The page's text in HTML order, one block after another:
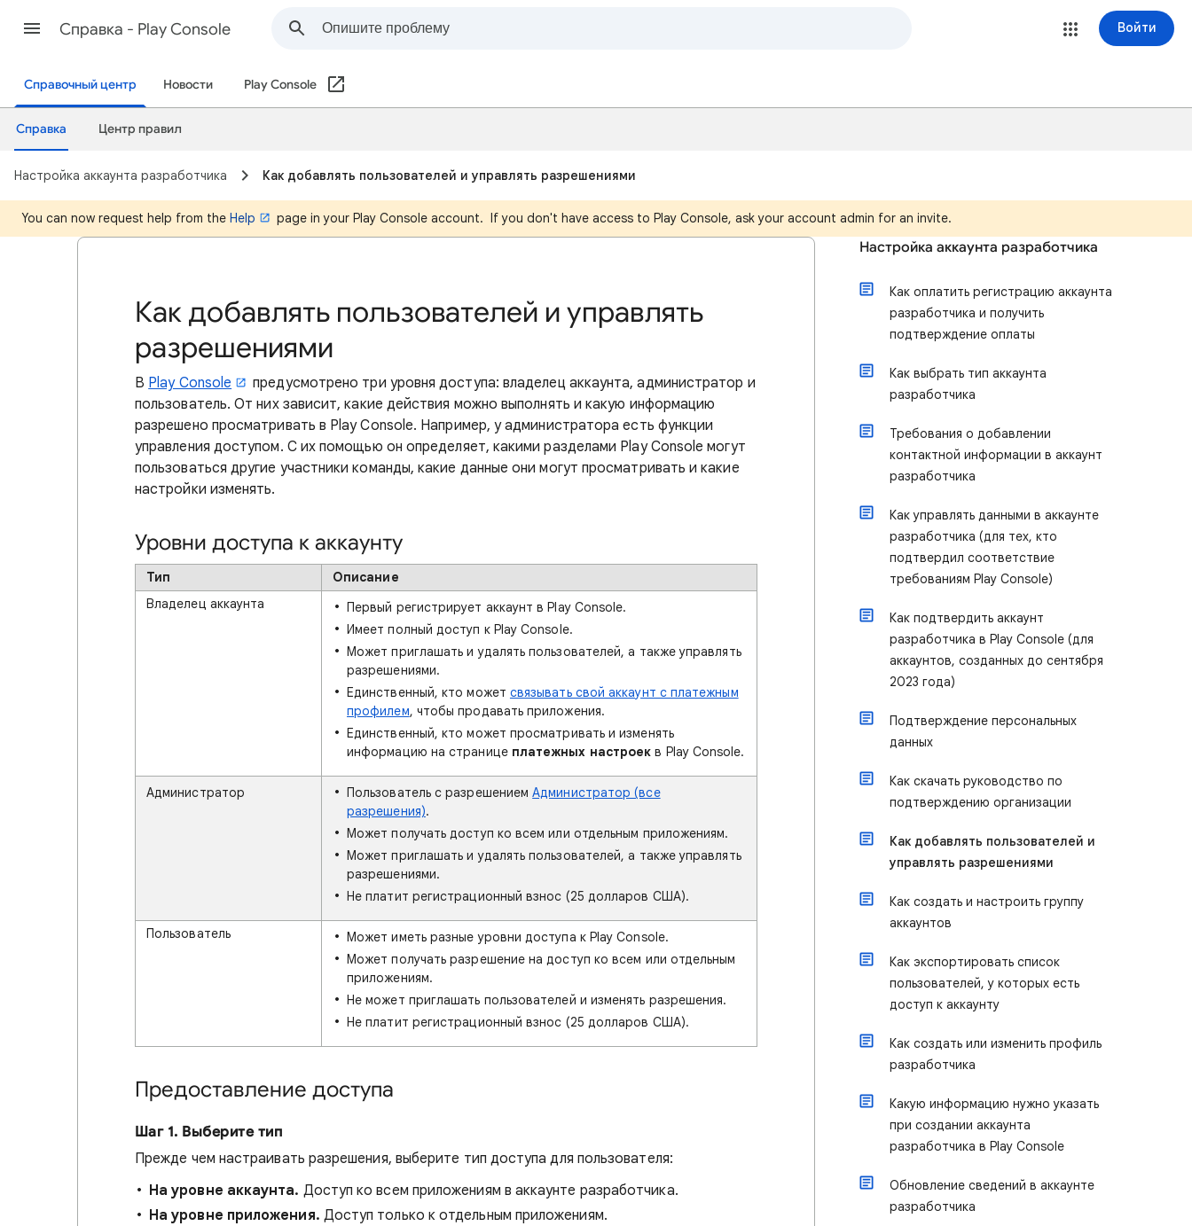
Cправка - Play Console Войти
Справочный центр Новости Play Console
Справка Центр правил
Настройка аккаунта разработчика Как добавлять пользователей и управлять разрешениями
You can now request help from the Help page in your Play Console account. If you don't have access to Play Console, ask your account admin for an invite.
Как добавлять пользователей и управлять
разрешениями
В Play Console
предусмотрено три уровня доступа: владелец аккаунта, администратор и
пользователь. От них зависит, какие действия можно выполнять и какую информацию
разрешено просматривать в Play Console. Например, у администратора есть функции
управления доступом. С их помощью он определяет, какими разделами Play Console могут
пользоваться другие участники команды, какие данные они могут просматривать и какие
настройки изменять.
Уровни доступа к аккаунту
Тип
Описание
Владелец аккаунта
Первый регистрирует аккаунт в Play Console.
Имеет полный доступ к Play Console.
Может приглашать и удалять пользователей, а также управлять
разрешениями.
Единственный, кто может связывать свой аккаунт с платежным
профилем, чтобы продавать приложения.
Единственный, кто может просматривать и изменять
информацию на странице платежных настроек в Play Console.
Администратор Пользователь с разрешениемАдминистратор (все
разрешения).
Может получать доступ ко всем или отдельным приложениям.
Может приглашать и удалять пользователей, а также управлять
разрешениями.
Не платит регистрационный взнос (25 долларов США).
Пользователь
Может иметь разные уровни доступа к Play Console.
Может получать разрешение на доступ ко всем или отдельным
приложениям.
Не может приглашать пользователей и изменять разрешения.
Не платит регистрационный взнос (25 долларов США).
Предоставление доступа
Шаг 1. Выберите тип
Прежде чем настраивать разрешения, выберите тип доступа для пользователя:
На уровне аккаунта. Доступ ко всем приложениям в аккаунте разработчика.
На уровне приложения. Доступ только к отдельным приложениям.
Настройка аккаунта разработчика
Как оплатить регистрацию аккаунта
разработчика и получить
подтверждение оплаты
Как выбрать тип аккаунта
разработчика
Требования о добавлении
контактной информации в аккаунт
разработчика
Как управлять данными в аккаунте
разработчика (для тех, кто
подтвердил соответствие
требованиям Play Console)
Как подтвердить аккаунт
разработчика в Play Console (для
аккаунтов, созданных до сентября
2023 года)
Подтверждение персональных
данных
Как скачать руководство по
подтверждению организации
Как добавлять пользователей и
управлять разрешениями
Как создать и настроить группу
аккаунтов
Как экспортировать список
пользователей, у которых есть
доступ к аккаунту
Как создать или изменить профиль
разработчика
Какую информацию нужно указать
при создании аккаунта
разработчика в Play Console
Обновление сведений в аккаунте
разработчика